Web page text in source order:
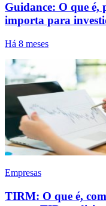
Guidance: O que é,
importa para
Há 8 meses
Empresas
TIRM: O que é,